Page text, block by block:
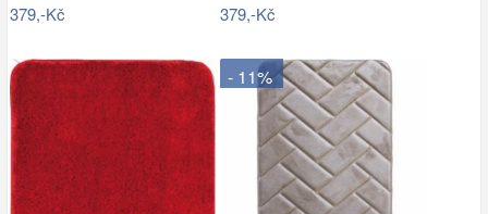
379,-Kč 379,-Kč
- 11%